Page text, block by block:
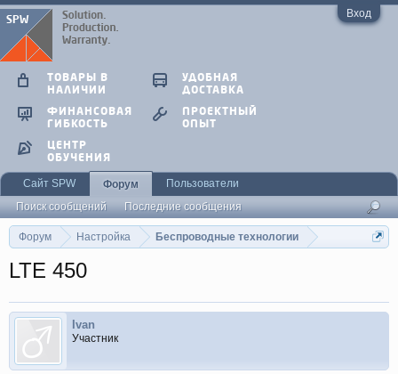
Вход
Форум Настройка Беспроводные технологии
LTE 450
Ivan
Участник
ТОВАРЫ В
НАЛИЧИИ
УДОБНАЯ
ДОСТАВКА
ФИНАНСОВАЯ
ГИБКОСТЬ
ПРОЕКТНЫЙ
ОПЫТ
ЦЕНТР
ОБУЧЕНИЯ
Сайт SPW
Форум
Поиск сообщений
Последние сообщения
Пользователи